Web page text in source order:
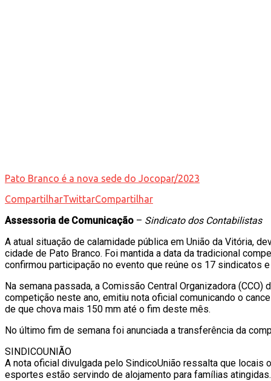
Pato Branco é a nova sede do Jocopar/2023
CompartilharTwittarCompartilhar
Assessoria de Comunicação – Sindicato dos Contabilistas
A atual situação de calamidade pública em União da Vitória,
cidade de Pato Branco. Foi mantida a data da tradicional
confirmou participação no evento que reúne os 17 sindicatos
Na semana passada, a Comissão Central Organizadora
competição neste ano, emitiu nota oficial comunicando o
de que chova mais 150 mm até o fim deste mês.
No último fim de semana foi anunciada a transferência da
SINDICOUNIÃO
A nota oficial divulgada pelo SindicoUnião ressalta que
esportes estão servindo de alojamento para famílias